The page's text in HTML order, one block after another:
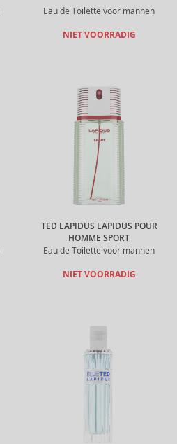
Eau de Toilette voor mannen
NIET VOORRADIG
TED LAPIDUS LAPIDUS POUR
HOMME SPORT
Eau de Toilette voor mannen
NIET VOORRADIG